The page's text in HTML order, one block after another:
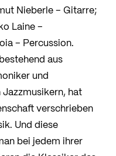
Nieberle – Gitarre;
Laine –
– Percussion.
aus
und
hat
verschrieben
Und diese
bei jedem ihrer